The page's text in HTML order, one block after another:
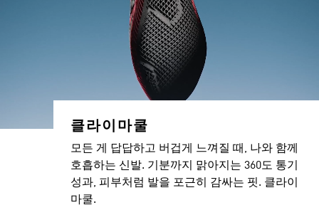
클라이마쿨
모든 게 답답하고 버겁게 느껴질 때, 나와 함께
호흡하는 신발.​ 기분까지 맑아지는 360도 통기
성과, 피부처럼 발을 포근히 감싸는 핏. 클라이
마쿨.​